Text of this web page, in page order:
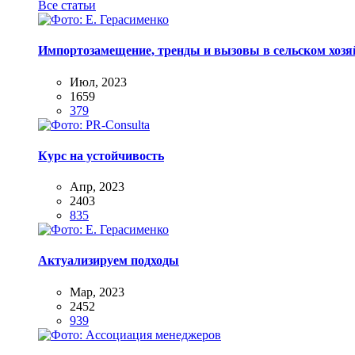
Все статьи
Импортозамещение, тренды и вызовы в сельском
Июл, 2023
1659
379
Курс на устойчивость
Апр, 2023
2403
835
Актуализируем подходы
Мар, 2023
2452
939